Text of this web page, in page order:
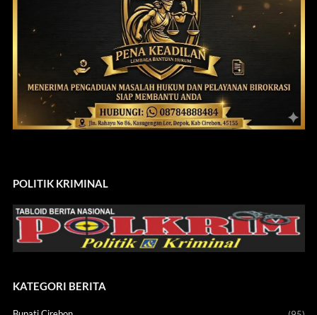
POLITIK KRIMINAL
KATEGORI BERITA